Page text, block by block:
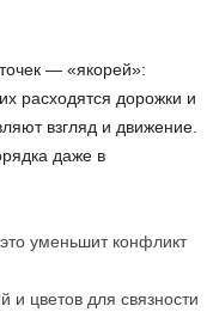
— «якорей»:
расходятся дорожки и
взгляд и движение.
даже в
уменьшит конфликт
и цветов для связности